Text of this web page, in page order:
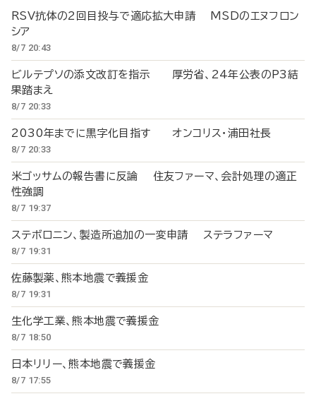
RSV抗体の2回目投与で適応拡大申請 MSDのエヌフロン
シア
8/7 20:43
ビルテプソの添文改訂を指示 厚労省、24年公表のP3結
果踏まえ
8/7 20:33
2030年までに黒字化目指す オンコリス・浦田社長
8/7 20:33
米ゴッサムの報告書に反論 住友ファーマ、会計処理の適正
性強調
8/7 19:37
ステボロニン、製造所追加の一変申請 ステラファーマ
8/7 19:31
佐藤製薬、熊本地震で義援金
8/7 19:31
生化学工業、熊本地震で義援金
8/7 18:50
日本リリー、熊本地震で義援金
8/7 17:55